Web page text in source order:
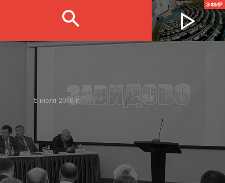
ЭФИР
5 июля 2016 г.